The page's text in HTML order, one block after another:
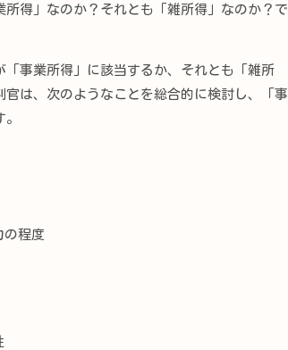
得」なのか？それとも「雑所得」なのか？で
事業所得」に該当するか、それとも「雑所
は、次のようなことを総合的に検討し、「事
の程度